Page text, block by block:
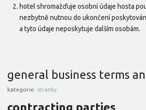
hotel shromažďuje osobní údaje hosta
nezbytně nutnou do ukončení
a tyto údaje neposkytuje dalším osobám.
general business terms
kategorie: stránky
contracting parties